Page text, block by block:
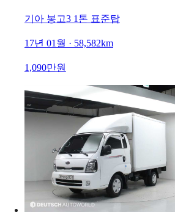
기아 봉고3 1톤 표준탑
17년 01월 · 58,582km
1,090만원